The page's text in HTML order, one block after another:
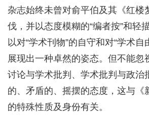
杂志始终未曾对俞平伯及其《红楼
伐，并以态度模糊的“编者按”和轻
以对“学术刊物”的自守和对“学术自
展现出一种卓然的姿态。但不能忽
讨论与学术批判、学术批判与政治
的、矛盾的、摇摆的态度，这与《
的特殊性质及身份有关。